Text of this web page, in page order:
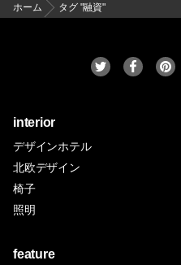
ホーム タグ "融資"
interior
デザインホテル
北欧デザイン
椅子
照明
feature